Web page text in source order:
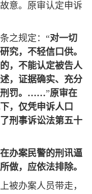
意。原审认定申诉
之规定：“对一切
究，不轻信口供。
，不能认定被告人
，证据确实、充分
罚。 ……”原审在
，仅凭申诉人口
刑事诉讼法第五十
办案民警的刑讯逼
做，应依法排除。
被办案人员带走，